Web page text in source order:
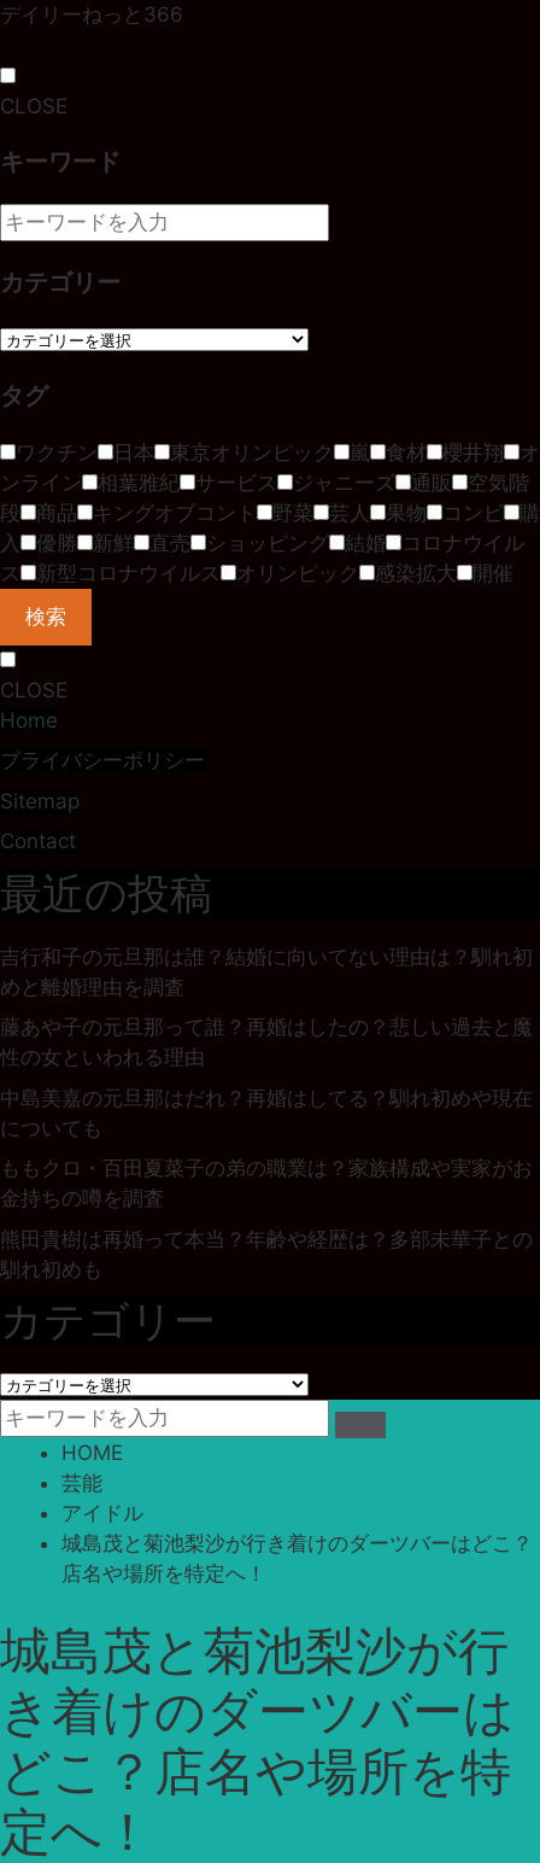
デイリーねっと366
CLOSE
キーワード
カテゴリー
タグ
ワクチン 日本 東京オリンピック 嵐 食材 櫻井翔
オ
ンライン
相葉雅紀 サービス ジャニーズ 通販
空気階
段
商品 キングオブコント 野菜 芸人 果物 コンビ
購
入
優勝 新鮮 直売 ショッピング 結婚
コロナウイル
ス
新型コロナウイルス オリンピック 感染拡大
開催
検索
CLOSE
Home
プライバシーポリシー
Sitemap
Contact
最近の投稿
吉行和子の元旦那は誰？結婚に向いてない理由は？馴れ初
めと離婚理由を調査
藤あや子の元旦那って誰？再婚はしたの？悲しい過去と魔
性の女といわれる理由
中島美嘉の元旦那はだれ？再婚はしてる？馴れ初めや現在
についても
ももクロ・百田夏菜子の弟の職業は？家族構成や実家がお
金持ちの噂を調査
熊田貴樹は再婚って本当？年齢や経歴は？多部未華子との
馴れ初めも
カテゴリー
カ
テ
ゴ
HOME
芸能
アイドル
城島茂と菊池梨沙が行き着けのダーツバーはどこ？
店名や場所を特定へ！
城島茂と菊池梨沙が行
き着けのダーツバーは
どこ？店名や場所を特
定へ！